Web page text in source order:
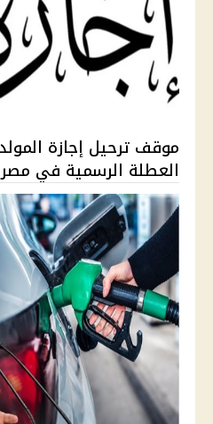
العطلة الرسمية في مصر